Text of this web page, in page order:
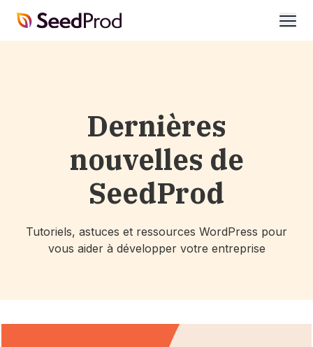
SeedProd
Dernières
nouvelles de
SeedProd
Tutoriels, astuces et ressources WordPress pour
vous aider à développer votre entreprise